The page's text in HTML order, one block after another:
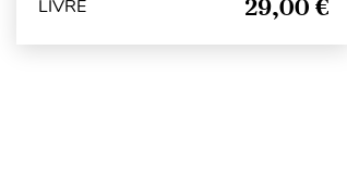
LIVRE 29,00 €